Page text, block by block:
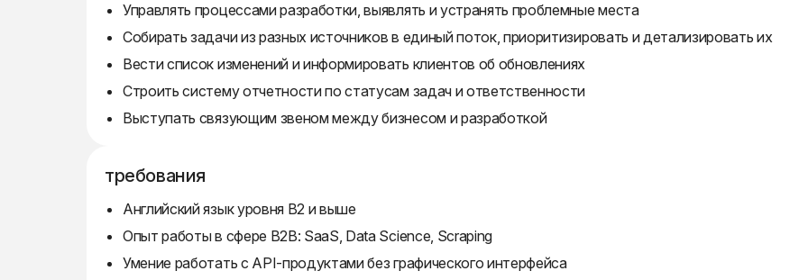
Управлять процессами разработки, выявлять и устранять проблемные места
Собирать задачи из разных источников в единый поток, приоритизировать и детализировать их
Вести список изменений и информировать клиентов об обновлениях
Строить систему отчетности по статусам задач и ответственности
Выступать связующим звеном между бизнесом и разработкой
требования
Английский язык уровня B2 и выше
Опыт работы в сфере B2B: SaaS, Data Science, Scraping
Умение работать с API-продуктами без графического интерфейса